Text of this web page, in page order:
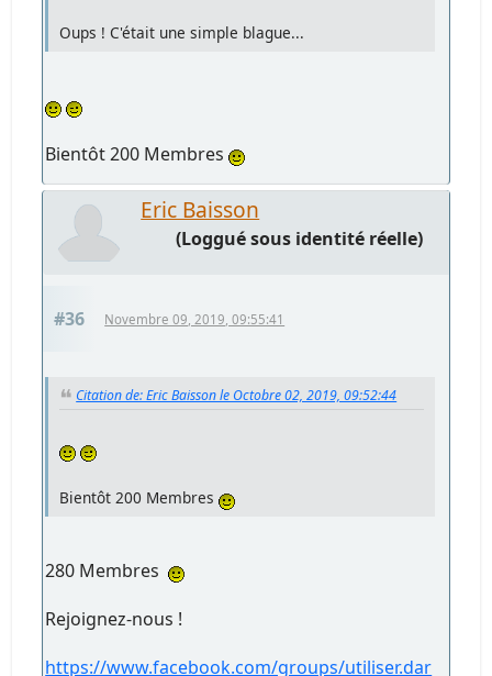
Oups ! C'était une simple blague...
Bientôt 200 Membres
Eric Baisson
(Loggué sous identité réelle)
#36 Novembre 09, 2019, 09:55:41
Citation de: Eric Baisson le Octobre 02, 2019, 09:52:44
Bientôt 200 Membres
280 Membres
Rejoignez-nous !
https://www.facebook.com/groups/utiliser.dar